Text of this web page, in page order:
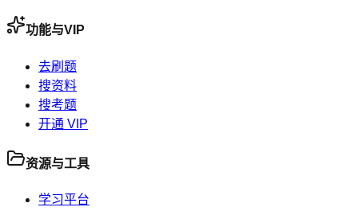
功能与VIP
去刷题
搜资料
搜考题
开通 VIP
资源与工具
学习平台